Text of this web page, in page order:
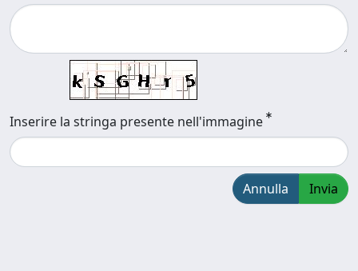
Inserire la stringa presente nell'immagine
Annulla Invia